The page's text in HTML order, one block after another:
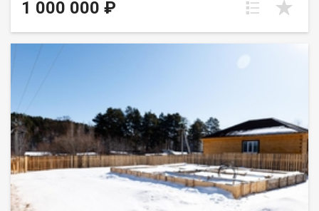
ровный, просторный - 34 сотки свободы для вашего будущего
создать для себя и семьи. Всего 3 минуты пешком до
участка. Хороший подьезд. Район активно развивается и
застраивается современными красивыми домами.
Инфраструктура растёт, земля в этом направлении стабильно
дорожает - отличное вложение. Тишина, вода, красивый
пейзаж и ощущение загородной жизни без суеты города. Это
место подойдёт тем, кто хочет жить ближе к природе, но при
этом в перспективном развивающемся районе. Рядом: Урик,
Александровский тракт, грановщина, Столбова Звоните или
1 000 000 ₽